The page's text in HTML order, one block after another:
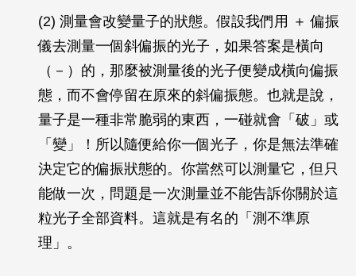
(2) 測量會改變量子的狀態。假設我們用 ＋ 偏振
儀去測量一個斜偏振的光子，如果答案是橫向
（－）的，那麼被測量後的光子便變成橫向偏振
態，而不會停留在原來的斜偏振態。也就是說，
量子是一種非常脆弱的東西，一碰就會「破」或
「變」！所以隨便給你一個光子，你是無法準確
決定它的偏振狀態的。你當然可以測量它，但只
能做一次，問題是一次測量並不能告訴你關於這
粒光子全部資料。這就是有名的「測不準原
理」。